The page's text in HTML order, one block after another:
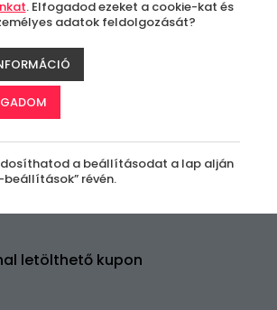
letölthető kupon
. Elfogadod ezeket a cookie-kat és
adatok feldolgozását?
a beállításodat a lap alján
beállítások” révén.